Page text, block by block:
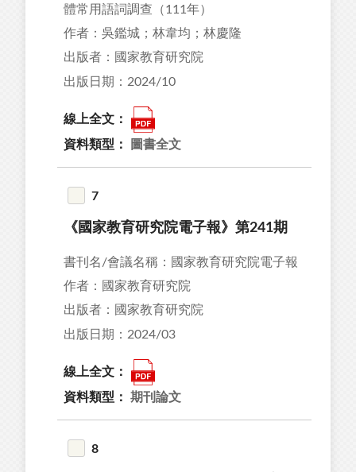
體常用語詞調查（111年）
作者：吳鑑城；林韋均；林慶隆
出版者：國家教育研究院
出版日期：2024/10
線上全文：
資料類型： 圖書全文
7
《國家教育研究院電子報》第241期
書刊名/會議名稱：國家教育研究院電子報
作者：國家教育研究院
出版者：國家教育研究院
出版日期：2024/03
線上全文：
資料類型： 期刊論文
8